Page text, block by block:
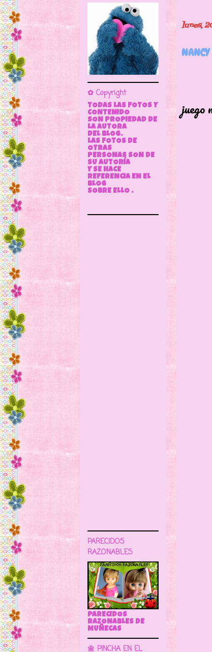
lunes,
es
juego
✿ Copyright
TODAS LAS FOTOS Y
CONTENIDO
SON PROPIEDAD DE
LA AUTORA
DEL BLOG.
LAS FOTOS DE
OTRAS
PERSONAS SON DE
SU AUTORÍA
Y SE HACE
REFERENCIA EN EL
BLOG
SOBRE ELLO .
PARECIDOS
RAZONABLES
PARECIDOS
RAZONABLES DE
MUÑECAS
🌼 PINCHA EN EL